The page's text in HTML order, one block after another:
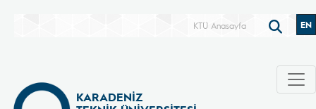
KTÜ Anasayfa EN
KARADENİZ